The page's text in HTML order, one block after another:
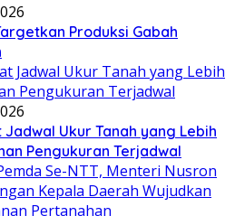
Produksi Gabah
Ukur Tanah yang Lebih
Pengukuran Terjadwal